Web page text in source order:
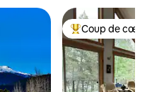
appréciés Coups de cœur
Coup de cœur